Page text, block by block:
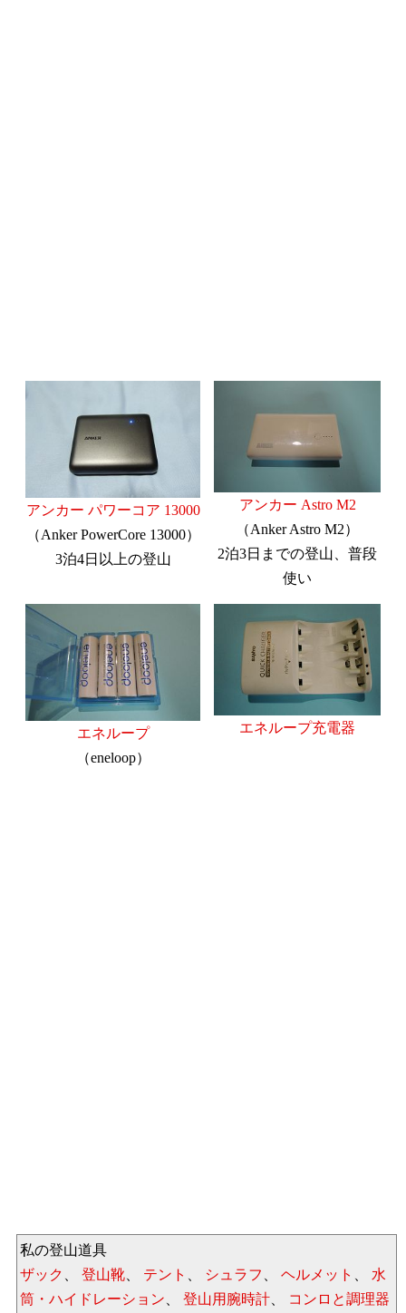
アンカー パワーコア 13000
（Anker PowerCore 13000）
3泊4日以上の登山
アンカー Astro M2
（Anker Astro M2）
2泊3日までの登山、普段
使い
エネループ
（eneloop）
エネループ充電器
私の登山道具
ザック
登山靴 テント シュラフ ヘルメット
水
筒・ハイドレーション
登山用腕時計 コンロと調理器